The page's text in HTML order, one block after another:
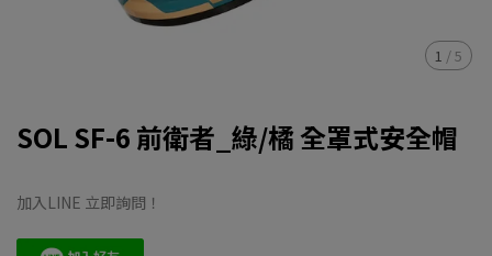
1 /5
SOL SF-6 前衛者_綠/橘 全罩式安全帽
加入LINE 立即詢問！